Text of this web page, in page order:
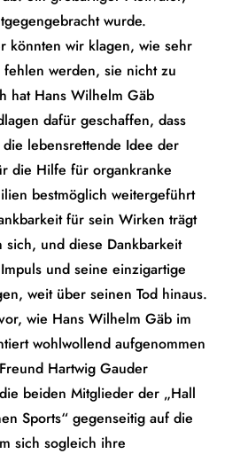
wurde.
könnten wir klagen, wie sehr
werden, sie nicht zu
hat Hans Wilhelm Gäb
dafür geschaffen, dass
lebensrettende Idee der
die Hilfe für organkranke
bestmöglich weitergeführt
für sein Wirken trägt
sich, und diese Dankbarkeit
und seine einzigartige
weit über seinen Tod hinaus.
wie Hans Wilhelm Gäb im
wohlwollend aufgenommen
Hartwig Gauder
beiden Mitglieder der „Hall
Sports“ gegenseitig auf die
sich sogleich ihre